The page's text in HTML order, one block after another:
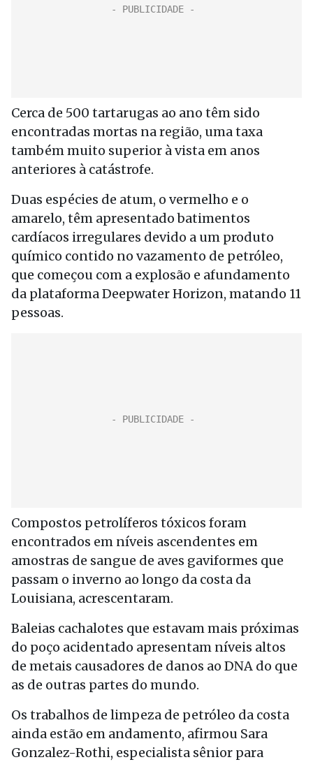
Cerca de 500 tartarugas ao ano têm sido
encontradas mortas na região, uma taxa
também muito superior à vista em anos
anteriores à catástrofe.
Duas espécies de atum, o vermelho e o
amarelo, têm apresentado batimentos
cardíacos irregulares devido a um produto
químico contido no vazamento de petróleo,
que começou com a explosão e afundamento
da plataforma Deepwater Horizon, matando 11
pessoas.
Compostos petrolíferos tóxicos foram
encontrados em níveis ascendentes em
amostras de sangue de aves gaviformes que
passam o inverno ao longo da costa da
Louisiana, acrescentaram.
Baleias cachalotes que estavam mais próximas
do poço acidentado apresentam níveis altos
de metais causadores de danos ao DNA do que
as de outras partes do mundo.
Os trabalhos de limpeza de petróleo da costa
ainda estão em andamento, afirmou Sara
Gonzalez-Rothi, especialista sênior para